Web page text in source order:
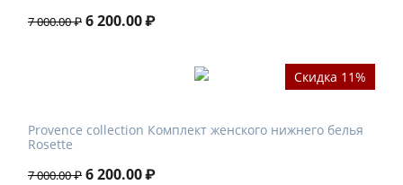
7 000.00₽ 6 200.00₽
Скидка 11%
Provence collection Комплект женского нижнего белья
Rosette
7 000.00₽ 6 200.00₽